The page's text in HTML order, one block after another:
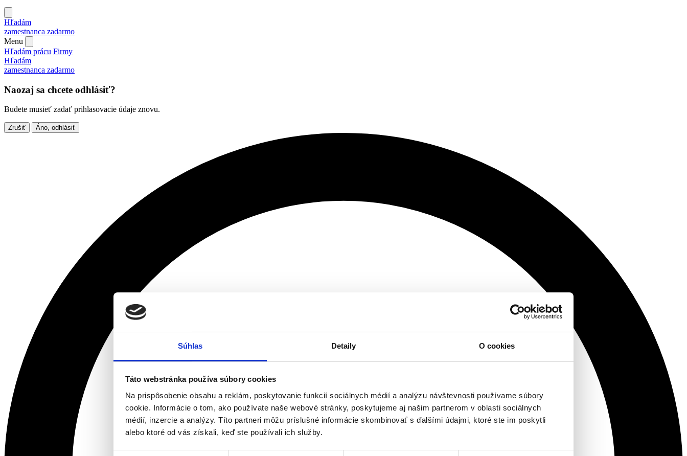
Súhlas Detaily O cookies
Táto webstránka používa súbory cookies
Na prispôsobenie obsahu a reklám, poskytovanie funkcií sociálnych médií a analýzu návštevnosti používame súbory
cookie. Informácie o tom, ako používate naše webové stránky, poskytujeme aj našim partnerom v oblasti sociálnych
médií, inzercie a analýzy. Títo partneri môžu príslušné informácie skombinovať s ďalšími údajmi, ktoré ste im poskytli
alebo ktoré od vás získali, keď ste používali ich služby.
Hľadám
zamestnanca zadarmo
Menu
Hľadám prácu Firmy
Hľadám
zamestnanca zadarmo
Naozaj sa chcete odhlásiť?
Budete musieť zadať prihlasovacie údaje znovu.
Zrušiť Áno, odhlásiť